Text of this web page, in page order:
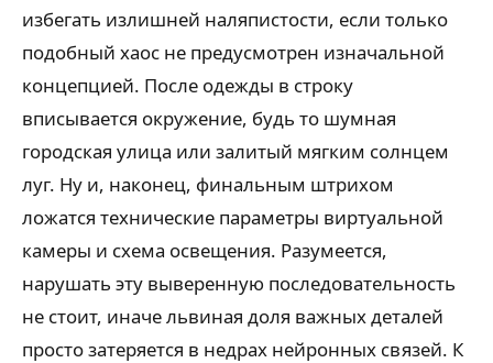
избегать излишней наляпистости, если только
подобный хаос не предусмотрен изначальной
концепцией. После одежды в строку
вписывается окружение, будь то шумная
городская улица или залитый мягким солнцем
луг. Ну и, наконец, финальным штрихом
ложатся технические параметры виртуальной
камеры и схема освещения. Разумеется,
нарушать эту выверенную последовательность
не стоит, иначе львиная доля важных деталей
просто затеряется в недрах нейронных связей. К